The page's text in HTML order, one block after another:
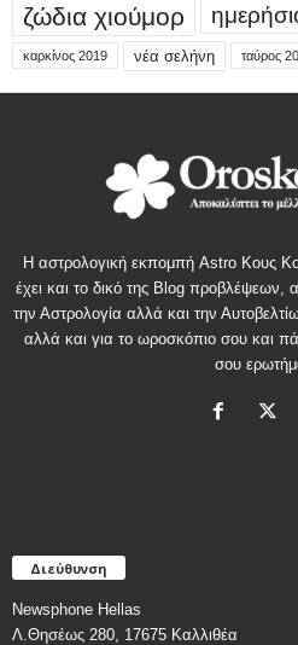
ζώδια χιούμορ
καρκίνος 2019 νέα σελήνη ταύρος
Η αστρολογική εκπομπή Astro Κους
έχει και το δικό της Blog
την Αστρολογία αλλά και την
αλλά και για το ωροσκόπιο σου και
σου
Διεύθυνση
Newsphone Hellas
Λ.Θησέως 280, 17675 Καλλιθέα